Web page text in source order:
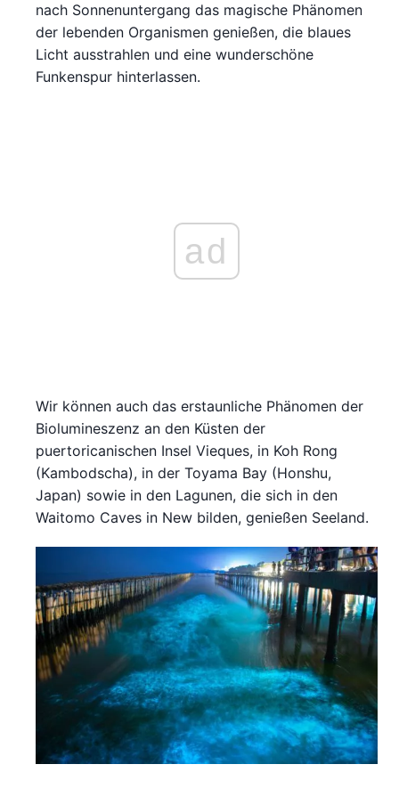
nach Sonnenuntergang das magische Phänomen
der lebenden Organismen genießen, die blaues
Licht ausstrahlen und eine wunderschöne
Funkenspur hinterlassen.
ad
Wir können auch das erstaunliche Phänomen der
Biolumineszenz an den Küsten der
puertoricanischen Insel Vieques, in Koh Rong
(Kambodscha), in der Toyama Bay (Honshu,
Japan) sowie in den Lagunen, die sich in den
Waitomo Caves in New bilden, genießen Seeland.